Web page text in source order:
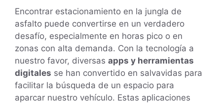
Encontrar estacionamiento en la jungla de
asfalto puede convertirse en un verdadero
desafío, especialmente en horas pico o en
zonas con alta demanda. Con la tecnología a
nuestro favor, diversas apps y herramientas
digitales se han convertido en salvavidas para
facilitar la búsqueda de un espacio para
aparcar nuestro vehículo. Estas aplicaciones